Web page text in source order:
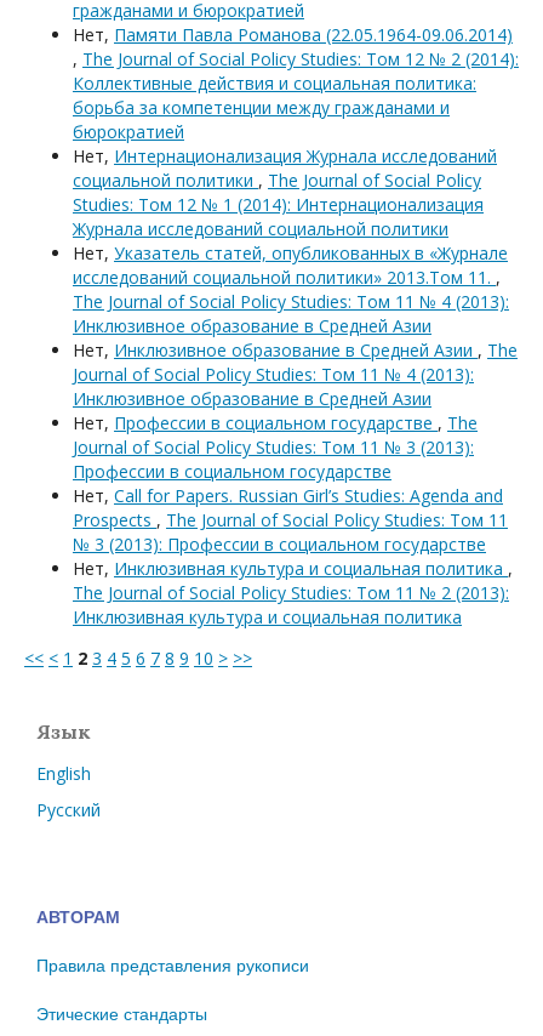
гражданами и бюрократией
Нет, Памяти Павла Романова (22.05.1964-09.06.2014)
, The Journal of Social Policy Studies: Том 12 № 2 (2014):
Коллективные действия и социальная политика:
борьба за компетенции между гражданами и
бюрократией
Нет, Интернационализация Журнала исследований
социальной политики , The Journal of Social Policy
Studies: Том 12 № 1 (2014): Интернационализация
Журнала исследований социальной политики
Нет, Указатель статей, опубликованных в «Журнале
исследований социальной политики» 2013.Том 11. ,
The Journal of Social Policy Studies: Том 11 № 4 (2013):
Инклюзивное образование в Средней Азии
Нет, Инклюзивное образование в Средней Азии , The
Journal of Social Policy Studies: Том 11 № 4 (2013):
Инклюзивное образование в Средней Азии
Нет, Профессии в социальном государстве , The
Journal of Social Policy Studies: Том 11 № 3 (2013):
Профессии в социальном государстве
Нет, Call for Papers. Russian Girl’s Studies: Agenda and
Prospects , The Journal of Social Policy Studies: Том 11
№ 3 (2013): Профессии в социальном государстве
Нет, Инклюзивная культура и социальная политика ,
The Journal of Social Policy Studies: Том 11 № 2 (2013):
Инклюзивная культура и социальная политика
<< < 1 2 3 4 5 6 7 8 9 10 > >>
Язык
English
Русский
АВТОРАМ
Правила представления рукописи
Этические стандарты